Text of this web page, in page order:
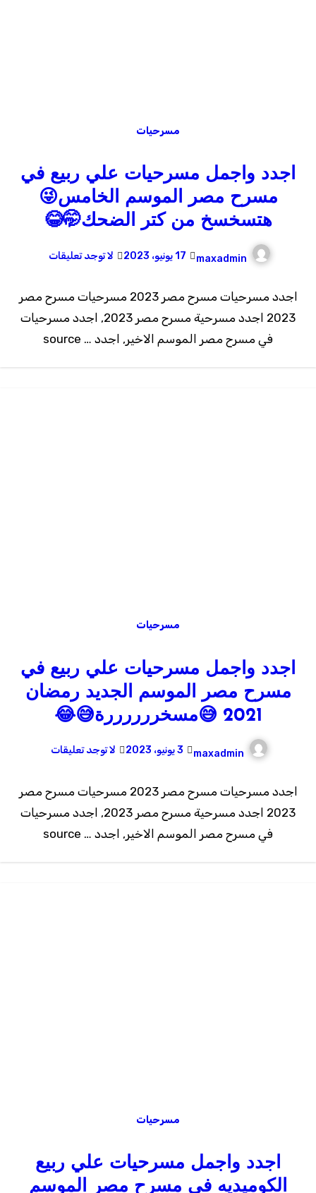
مسرحيات
اجدد واجمل مسرحيات علي ربيع في
مسرح مصر الموسم الخامس😜
هتسخسخ من كتر الضحك🤭😂
maxadmin 17 يونيو، 2023 لا توجد تعليقات
اجدد مسرحيات مسرح مصر 2023 مسرحيات مسرح مصر
2023 اجدد مسرحية مسرح مصر 2023, اجدد مسرحيات
في مسرح مصر الموسم الاخير, اجدد … source
مسرحيات
اجدد واجمل مسرحيات علي ربيع في
مسرح مصر الموسم الجديد رمضان
2021 😅مسخررررررة😅😂
maxadmin 3 يونيو، 2023 لا توجد تعليقات
اجدد مسرحيات مسرح مصر 2023 مسرحيات مسرح مصر
2023 اجدد مسرحية مسرح مصر 2023, اجدد مسرحيات
في مسرح مصر الموسم الاخير, اجدد … source
مسرحيات
اجدد واجمل مسرحيات علي ربيع
الكوميديه في مسرح مصر الموسم